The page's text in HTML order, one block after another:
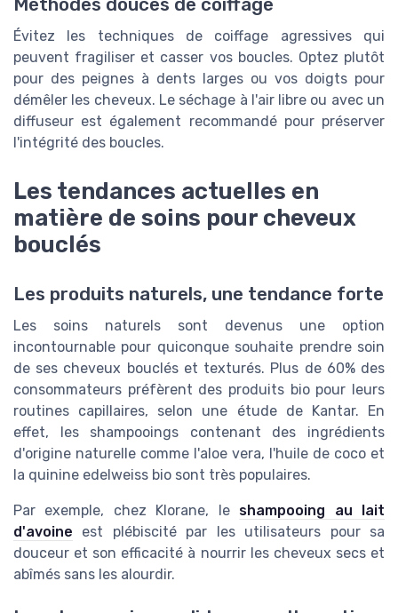
Méthodes douces de coiffage
Évitez les techniques de coiffage agressives qui
peuvent fragiliser et casser vos boucles. Optez plutôt
pour des peignes à dents larges ou vos doigts pour
démêler les cheveux. Le séchage à l'air libre ou avec un
diffuseur est également recommandé pour préserver
l'intégrité des boucles.
Les tendances actuelles en
matière de soins pour cheveux
bouclés
Les produits naturels, une tendance forte
Les soins naturels sont devenus une option
incontournable pour quiconque souhaite prendre soin
de ses cheveux bouclés et texturés. Plus de 60% des
consommateurs préfèrent des produits bio pour leurs
routines capillaires, selon une étude de Kantar. En
effet, les shampooings contenant des ingrédients
d'origine naturelle comme l'aloe vera, l'huile de coco et
la quinine edelweiss bio sont très populaires.
Par exemple, chez Klorane, le shampooing au lait
d'avoine est plébiscité par les utilisateurs pour sa
douceur et son efficacité à nourrir les cheveux secs et
abîmés sans les alourdir.